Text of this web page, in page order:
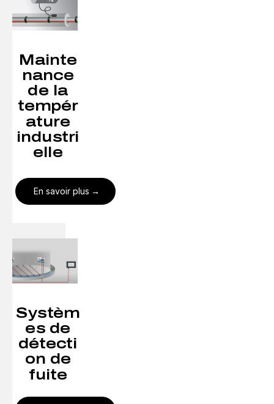
Mainte
nance
de la
tempér
ature
industri
elle
En savoir plus
Systèm
es de
détecti
on de
fuite